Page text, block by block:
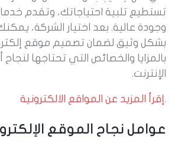
تستطيع تلبية احتياجاتك، وتقدم
وجودة عالية. بعد اختيار الشركة،
بشكل وثيق لضمان تصميم موقع
بالمزايا والخصائص التي تحتاجها لنجاح
الإنترنت.
. إقرأ المزيد عن المواقع الالكترونية
عوامل نجاح الموقع